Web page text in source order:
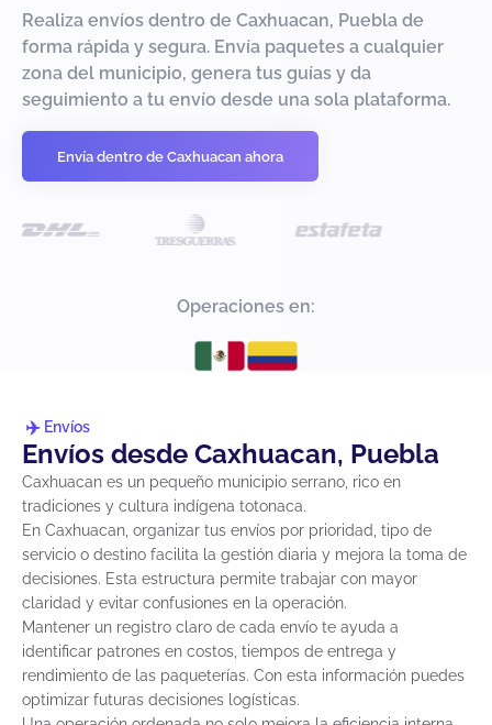
Realiza envíos dentro de Caxhuacan, Puebla de
forma rápida y segura. Envía paquetes a cualquier
zona del municipio, genera tus guías y da
seguimiento a tu envío desde una sola plataforma.
Envía dentro de Caxhuacan ahora
Operaciones en:
Envíos
Envíos desde Caxhuacan, Puebla
Caxhuacan es un pequeño municipio serrano, rico en
tradiciones y cultura indígena totonaca.
En Caxhuacan, organizar tus envíos por prioridad, tipo de
servicio o destino facilita la gestión diaria y mejora la toma de
decisiones. Esta estructura permite trabajar con mayor
claridad y evitar confusiones en la operación.
Mantener un registro claro de cada envío te ayuda a
identificar patrones en costos, tiempos de entrega y
rendimiento de las paqueterías. Con esta información puedes
optimizar futuras decisiones logísticas.